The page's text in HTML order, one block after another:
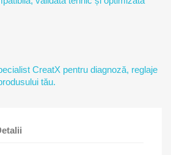
CreatX pentru diagnoză, reglaje
tău.